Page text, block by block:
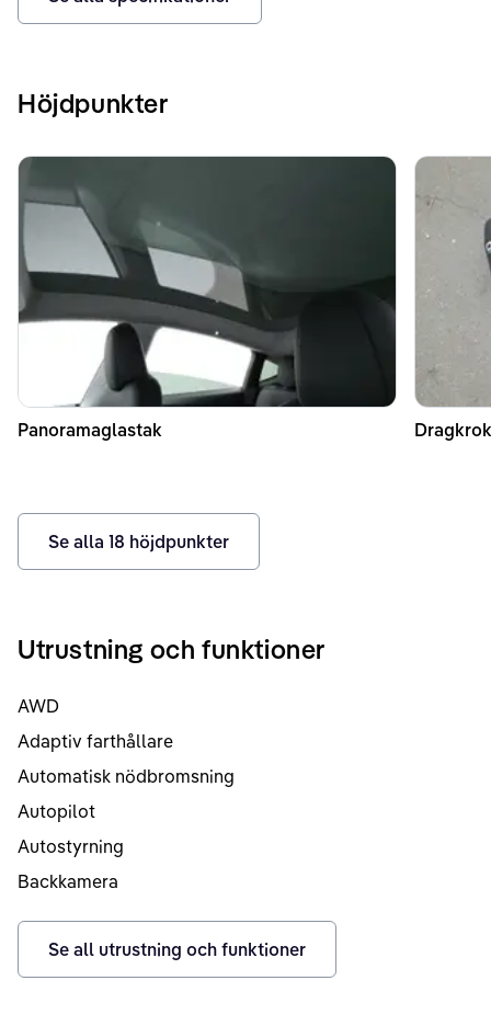
Höjdpunkter
Panoramaglastak
Se alla 18 höjdpunkter
Utrustning och funktioner
AWD
Adaptiv farthållare
Automatisk nödbromsning
Autopilot
Autostyrning
Backkamera
Se all utrustning och funktioner